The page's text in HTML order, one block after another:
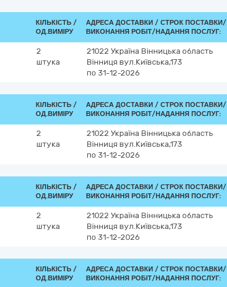
КІЛЬКІСТЬ /
ОД.ВИМІРУ
АДРЕСА ДОСТАВКИ / СТРОК ПОСТАВКИ/
ВИКОНАННЯ РОБІТ/НАДАННЯ ПОСЛУГ:
2
штука
21022 Україна Вінницька область
Вінниця вул.Київська,173
по 31-12-2026
КІЛЬКІСТЬ /
ОД.ВИМІРУ
АДРЕСА ДОСТАВКИ / СТРОК ПОСТАВКИ/
ВИКОНАННЯ РОБІТ/НАДАННЯ ПОСЛУГ:
2
штука
21022 Україна Вінницька область
Вінниця вул.Київська,173
по 31-12-2026
КІЛЬКІСТЬ /
ОД.ВИМІРУ
АДРЕСА ДОСТАВКИ / СТРОК ПОСТАВКИ/
ВИКОНАННЯ РОБІТ/НАДАННЯ ПОСЛУГ:
2
штука
21022 Україна Вінницька область
Вінниця вул.Київська,173
по 31-12-2026
КІЛЬКІСТЬ /
ОД.ВИМІРУ
АДРЕСА ДОСТАВКИ / СТРОК ПОСТАВКИ/
ВИКОНАННЯ РОБІТ/НАДАННЯ ПОСЛУГ: